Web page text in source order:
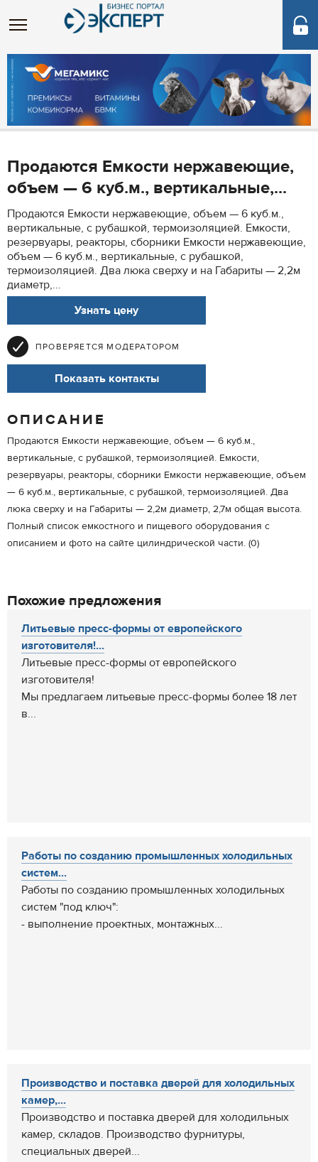
Продаются Емкости нержавеющие,
объем — 6 куб.м., вертикальные,...
Продаются Емкости нержавеющие, объем — 6 куб.м.,
вертикальные, с рубашкой, термоизоляцией. Емкости,
резервуары, реакторы, сборники Емкости нержавеющие,
объем — 6 куб.м., вертикальные, с рубашкой,
термоизоляцией. Два люка сверху и на Габариты — 2,2м
диаметр,...
Узнать цену
ПРОВЕРЯЕТСЯ МОДЕРАТОРОМ
Показать контакты
ОПИСАНИЕ
Продаются Емкости нержавеющие, объем — 6 куб.м.,
вертикальные, с рубашкой, термоизоляцией. Емкости,
резервуары, реакторы, сборники Емкости нержавеющие, объем
— 6 куб.м., вертикальные, с рубашкой, термоизоляцией. Два
люка сверху и на Габариты — 2,2м диаметр, 2,7м общая высота.
Полный список емкостного и пищевого оборудования с
описанием и фото на сайте цилиндрической части. (0)
Похожие предложения
Литьевые пресс-формы от европейского
изготовителя!...
Литьевые пресс-формы от европейского
изготовителя!
Мы предлагаем литьевые пресс-формы более 18 лет
в...
Работы по созданию промышленных холодильных
систем...
Работы по созданию промышленных холодильных
систем "под ключ":
- выполнение проектных, монтажных...
Производство и поставка дверей для холодильных
камер,...
Производство и поставка дверей для холодильных
камер, складов. Производство фурнитуры,
специальных дверей...